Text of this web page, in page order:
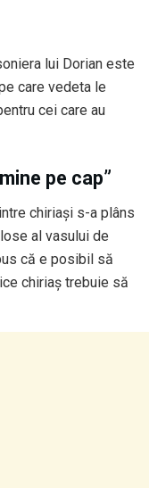
lui Dorian este
care vedeta le
cei care au
pe cap”
chiriași s-a plâns
al vasului de
că e posibil să
chiriaș trebuie să